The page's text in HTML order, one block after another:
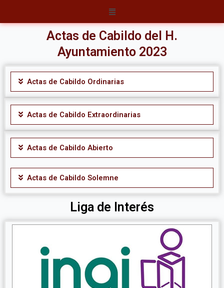
Menú
Actas de Cabildo del H.
Ayuntamiento 2023
Actas de Cabildo Ordinarias
Actas de Cabildo Extraordinarias
Actas de Cabildo Abierto
Actas de Cabildo Solemne
Liga de Interés